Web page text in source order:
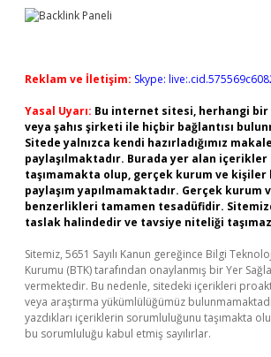
Reklam ve İletişim: Skype:
Yasal Uyarı: Bu internet sitesi, herhangi bir
veya şahıs şirketi ile hiçbir bağlantısı
Sitede yalnızca kendi hazırladığımız
paylaşılmaktadır. Burada yer alan
taşımamakta olup, gerçek kurum ve kişiler
paylaşım yapılmamaktadır. Gerçek kurum
benzerlikleri tamamen tesadüfidir.
taslak halindedir ve tavsiye niteliği
Sitemiz, 5651 Sayılı Kanun gereğince Bilgi
Kurumu (BTK) tarafından onaylanmış bir Yer
vermektedir. Bu nedenle, sitedeki içerikleri
veya araştırma yükümlülüğümüz
yazdıkları içeriklerin sorumluluğunu taşımakta
bu sorumluluğu kabul etmiş sayılırlar.